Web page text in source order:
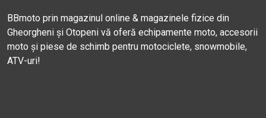
BBmoto prin magazinul online & magazinele fizice din
Gheorgheni și Otopeni vă oferă echipamente moto, accesorii
moto și piese de schimb pentru motociclete, snowmobile,
ATV-uri!